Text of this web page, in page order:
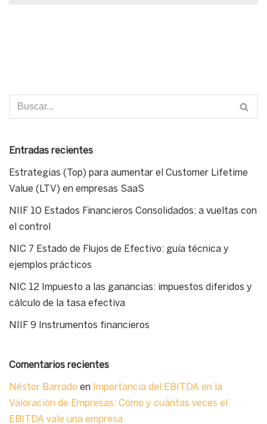
Entradas recientes
Estrategias (Top) para aumentar el Customer Lifetime
Value (LTV) en empresas SaaS
NIIF 10 Estados Financieros Consolidados: a vueltas con
el control
NIC 7 Estado de Flujos de Efectivo: guía técnica y
ejemplos prácticos
NIC 12 Impuesto a las ganancias: impuestos diferidos y
cálculo de la tasa efectiva
NIIF 9 Instrumentos financieros
Comentarios recientes
Néstor Barrado en
Importancia del EBITDA en la
Valoración de Empresas: Cómo y cuántas veces el
EBITDA vale una empresa